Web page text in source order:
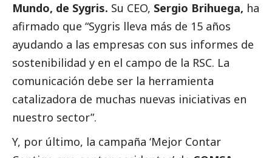
Mundo, de Sygris. Su CEO, Sergio Brihuega, ha
afirmado que “Sygris lleva más de 15 años
ayudando a las empresas con sus informes de
sostenibilidad y en el campo de la RSC. La
comunicación debe ser la herramienta
catalizadora de muchas nuevas iniciativas en
nuestro sector”.
Y, por último, la campaña ‘Mejor Contar